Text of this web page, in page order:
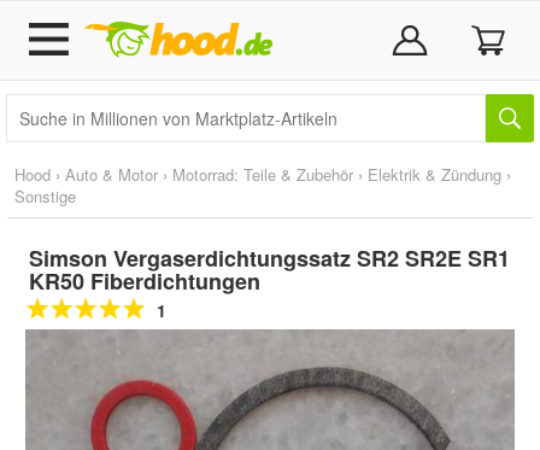
Hood › Auto & Motor › Motorrad: Teile & Zubehör › Elektrik & Zündung ›
Sonstige
Simson Vergaserdichtungssatz SR2 SR2E SR1
KR50 Fiberdichtungen
1